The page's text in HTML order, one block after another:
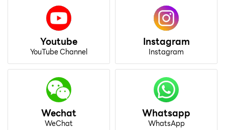
Youtube
YouTube Channel
Instagram
Instagram
Wechat
WeChat
Whatsapp
WhatsApp